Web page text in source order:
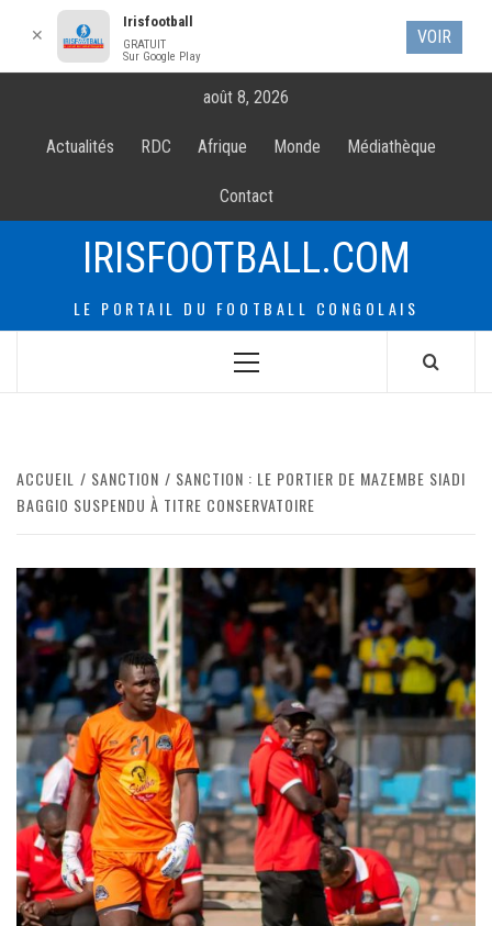
contenur
août 8, 2026
Actualités RDC Afrique Monde Médiathèque
Contact
IRISFOOTBALL.COM
LE PORTAIL DU FOOTBALL CONGOLAIS
Menu
ACCUEIL SANCTION
SANCTION : LE PORTIER DE MAZEMBE SIADI
BAGGIO SUSPENDU À TITRE CONSERVATOIRE
✕
Irisfootball
GRATUIT
Sur Google Play
VOIR